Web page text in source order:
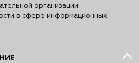
организации
в сфере информационных